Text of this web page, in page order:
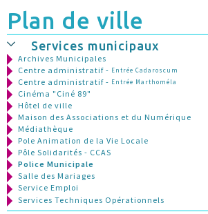
Plan de ville
Services municipaux
Archives Municipales
Centre administratif - Entrée Cadaroscum
Centre administratif - Entrée Marthoméla
Cinéma "Ciné 89"
Hôtel de ville
Maison des Associations et du Numérique
Médiathèque
Pole Animation de la Vie Locale
Pôle Solidarités - CCAS
Police Municipale
Salle des Mariages
Service Emploi
Services Techniques Opérationnels